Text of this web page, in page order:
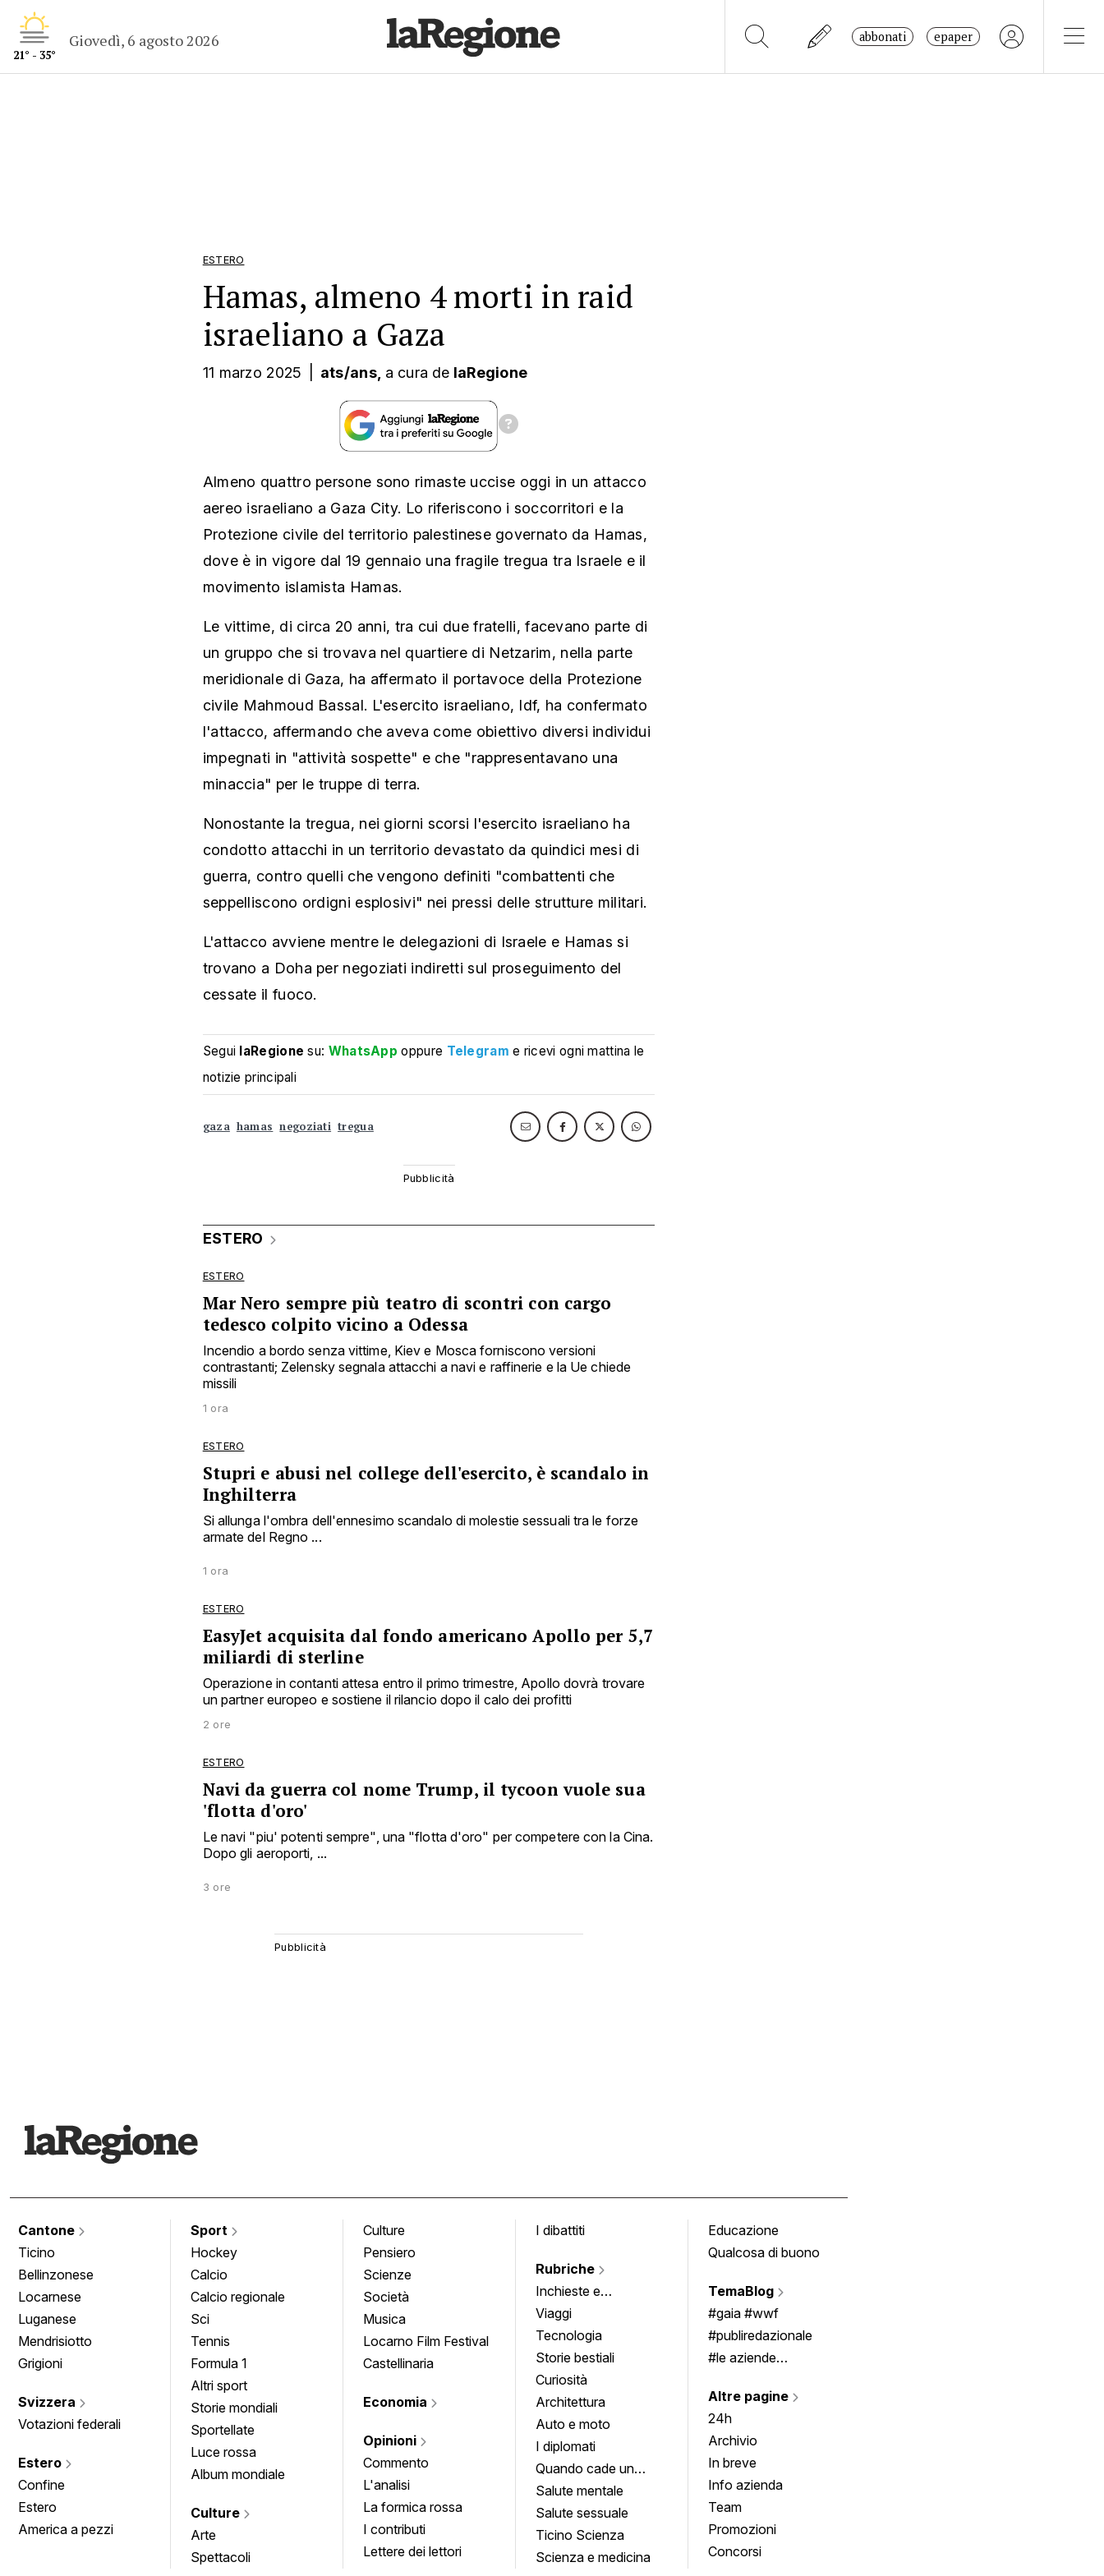
21° - 35°
Giovedì, 6 agosto 2026 abbonati epaper
ESTERO
Hamas, almeno 4 morti in raid
israeliano a Gaza
11 marzo 2025 ats/ans, a cura de laRegione
Almeno quattro persone sono rimaste uccise oggi in un attacco
aereo israeliano a Gaza City. Lo riferiscono i soccorritori e la
Protezione civile del territorio palestinese governato da Hamas,
dove è in vigore dal 19 gennaio una fragile tregua tra Israele e il
movimento islamista Hamas.
Le vittime, di circa 20 anni, tra cui due fratelli, facevano parte di
un gruppo che si trovava nel quartiere di Netzarim, nella parte
meridionale di Gaza, ha affermato il portavoce della Protezione
civile Mahmoud Bassal. L'esercito israeliano, Idf, ha confermato
l'attacco, affermando che aveva come obiettivo diversi individui
impegnati in "attività sospette" e che "rappresentavano una
minaccia" per le truppe di terra.
Nonostante la tregua, nei giorni scorsi l'esercito israeliano ha
condotto attacchi in un territorio devastato da quindici mesi di
guerra, contro quelli che vengono definiti "combattenti che
seppelliscono ordigni esplosivi" nei pressi delle strutture militari.
L'attacco avviene mentre le delegazioni di Israele e Hamas si
trovano a Doha per negoziati indiretti sul proseguimento del
cessate il fuoco.
Segui laRegione su: WhatsApp oppure Telegram e ricevi ogni mattina le
notizie principali
gaza hamas negoziati tregua
ESTERO
ESTERO
Mar Nero sempre più teatro di scontri con cargo
tedesco colpito vicino a Odessa
Incendio a bordo senza vittime, Kiev e Mosca forniscono versioni
contrastanti; Zelensky segnala attacchi a navi e raffinerie e la Ue chiede
missili
1 ora
ESTERO
Stupri e abusi nel college dell'esercito, è scandalo in
Inghilterra
Si allunga l'ombra dell'ennesimo scandalo di molestie sessuali tra le forze
armate del Regno ...
1 ora
ESTERO
EasyJet acquisita dal fondo americano Apollo per 5,7
miliardi di sterline
Operazione in contanti attesa entro il primo trimestre, Apollo dovrà trovare
un partner europeo e sostiene il rilancio dopo il calo dei profitti
2 ore
ESTERO
Navi da guerra col nome Trump, il tycoon vuole sua
'flotta d'oro'
Le navi "piu' potenti sempre", una "flotta d'oro" per competere con la Cina.
Dopo gli aeroporti, ...
3 ore
Cantone
Ticino
Bellinzonese
Locarnese
Luganese
Mendrisiotto
Grigioni
Svizzera
Votazioni federali
Estero
Confine
Estero
America a pezzi
Sport
Hockey
Calcio
Calcio regionale
Sci
Tennis
Formula 1
Altri sport
Storie mondiali
Sportellate
Luce rossa
Album mondiale
Culture
Arte
Spettacoli
Culture
Pensiero
Scienze
Società
Musica
Locarno Film Festival
Castellinaria
Economia
Opinioni
Commento
L'analisi
La formica rossa
I contributi
Lettere dei lettori
I dibattiti
Rubriche
Inchieste e
approfondimenti
Viaggi
Tecnologia
Storie bestiali
Curiosità
Architettura
Auto e moto
I diplomati
Quando cade un
quadro
Salute mentale
Salute sessuale
Ticino Scienza
Scienza e medicina
Educazione
Qualcosa di buono
TemaBlog
#gaia #wwf
#publiredazionale
#le aziende
Altre pagine
24h
Archivio
In breve
Info azienda
Team
Promozioni
Concorsi